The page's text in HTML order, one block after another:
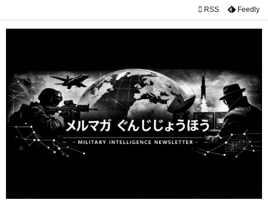


次へ

検索
 RSS Feedly